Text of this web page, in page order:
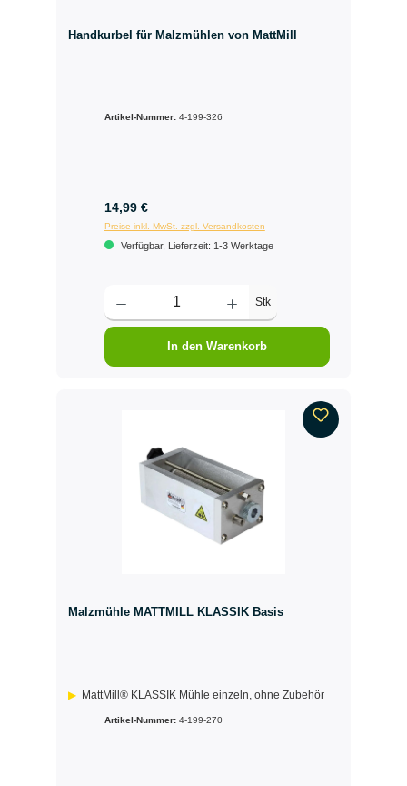
Handkurbel für Malzmühlen von MattMill
Artikel-Nummer: 4-199-326
14,99 €
Preise inkl. MwSt. zzgl. Versandkosten
Verfügbar, Lieferzeit: 1-3 Werktage
Stk
In den Warenkorb
Malzmühle MATTMILL KLASSIK Basis
MattMill® KLASSIK Mühle einzeln, ohne Zubehör
Artikel-Nummer: 4-199-270